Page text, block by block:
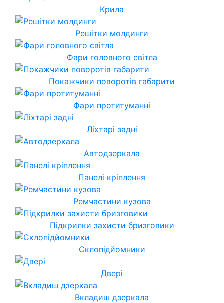
Крила
Решітки молдинги
Фари головного світла
Покажчики поворотів габарити
Фари протитуманні
Ліхтарі задні
Автодзеркала
Панелі кріплення
Ремчастини кузова
Підкрилки захисти бризговики
Склопідйомники
Двері
Вкладиш дзеркала